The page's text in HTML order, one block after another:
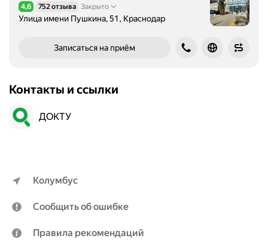
Рейтинг 4,6 из 5
4,6 752 отзыва Закрыто
Улица имени Пушкина, 51, Краснодар
Записаться на приём
Контакты и ссылки
ДОКТУ
Колумбус
Сообщить об ошибке
Правила рекомендаций